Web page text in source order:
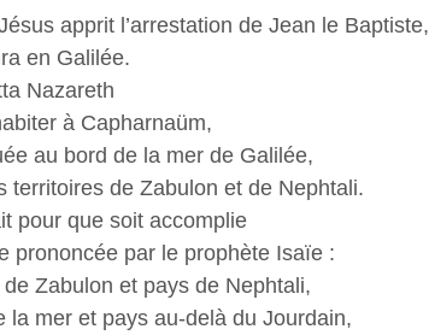
apprit l’arrestation de Jean le Baptiste,
en Galilée.
Nazareth
à Capharnaüm,
au bord de la mer de Galilée,
territoires de Zabulon et de Nephtali.
pour que soit accomplie
prononcée par le prophète Isaïe :
Zabulon et pays de Nephtali,
la mer et pays au-delà du Jourdain,